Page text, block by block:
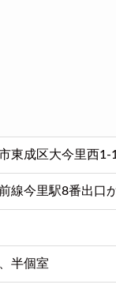
東成区大今里西1-
線今里駅8番出口
半個室